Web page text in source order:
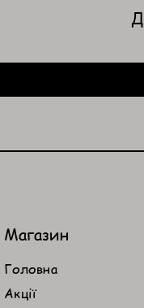
Магазин
Головна
Акції